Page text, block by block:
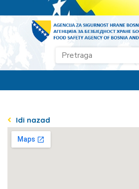
Idi nazad